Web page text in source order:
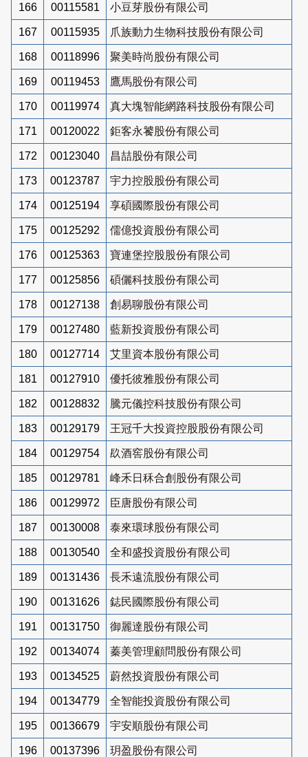
166 00115581 小豆芽股份有限公司
167 00115935 爪族動力生物科技股份有限公司
168 00118996 聚美時尚股份有限公司
169 00119453 鷹馬股份有限公司
170 00119974 真大塊智能網路科技股份有限公司
171 00120022 鉅客永饕股份有限公司
172 00123040 昌喆股份有限公司
173 00123787 宇力控股股份有限公司
174 00125194 享碩國際股份有限公司
175 00125292 儒億投資股份有限公司
176 00125363 寶連堡控股股份有限公司
177 00125856 碩儷科技股份有限公司
178 00127138 創易聊股份有限公司
179 00127480 藍新投資股份有限公司
180 00127714 艾里資本股份有限公司
181 00127910 優托彼雅股份有限公司
182 00128832 騰元儀控科技股份有限公司
183 00129179 王冠千大投資控股股份有限公司
184 00129754 镹酒窖股份有限公司
185 00129781 峰禾日秝合創股份有限公司
186 00129972 臣唐股份有限公司
187 00130008 泰來環球股份有限公司
188 00130540 全和盛投資股份有限公司
189 00131436 長禾遠流股份有限公司
190 00131626 鋕民國際股份有限公司
191 00131750 御麗達股份有限公司
192 00134074 蓁美管理顧問股份有限公司
193 00134525 蔚然投資股份有限公司
194 00134779 全智能投資股份有限公司
195 00136679 宇安順股份有限公司
196 00137396 玥盈股份有限公司